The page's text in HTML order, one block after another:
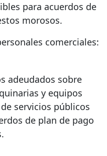
para acuerdos de
morosos.
comerciales:
adeudados sobre
y equipos
servicios públicos
de plan de pago